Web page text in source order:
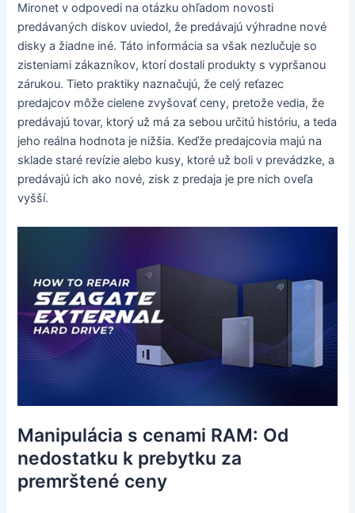
Mironet v odpovedi na otázku ohľadom novosti
predávaných diskov uviedol, že predávajú výhradne nové
disky a žiadne iné. Táto informácia sa však nezlučuje so
zisteniami zákazníkov, ktorí dostali produkty s vypršanou
zárukou. Tieto praktiky naznačujú, že celý reťazec
predajcov môže cielene zvyšovať ceny, pretože vedia, že
predávajú tovar, ktorý už má za sebou určitú históriu, a teda
jeho reálna hodnota je nižšia. Keďže predajcovia majú na
sklade staré revízie alebo kusy, ktoré už boli v prevádzke, a
predávajú ich ako nové, zisk z predaja je pre nich oveľa
vyšší.
Manipulácia s cenami RAM: Od
nedostatku k prebytku za
premrštené ceny